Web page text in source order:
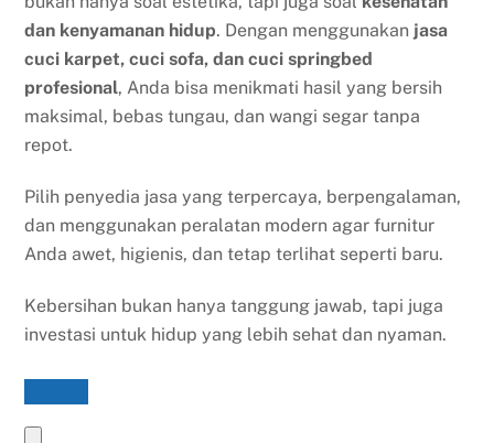
dan kenyamanan hidup. Dengan menggunakan jasa
cuci karpet, cuci sofa, dan cuci springbed
profesional, Anda bisa menikmati hasil yang bersih
maksimal, bebas tungau, dan wangi segar tanpa
repot.
Pilih penyedia jasa yang terpercaya, berpengalaman,
dan menggunakan peralatan modern agar furnitur
Anda awet, higienis, dan tetap terlihat seperti baru.
Kebersihan bukan hanya tanggung jawab, tapi juga
investasi untuk hidup yang lebih sehat dan nyaman.